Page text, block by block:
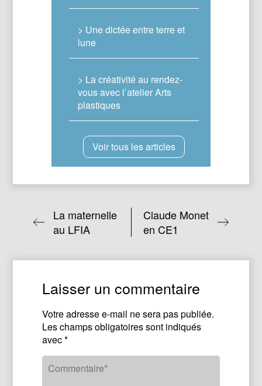
> Une dictée entre terre et
lune
> La créativité au rendez-
vous avec l’atelier Arts
plastiques
Voir tous les articles
La maternelle
au LFIA
Claude Monet
en CE1
Laisser un commentaire
Votre adresse e-mail ne sera pas publiée.
Les champs obligatoires sont indiqués
avec*